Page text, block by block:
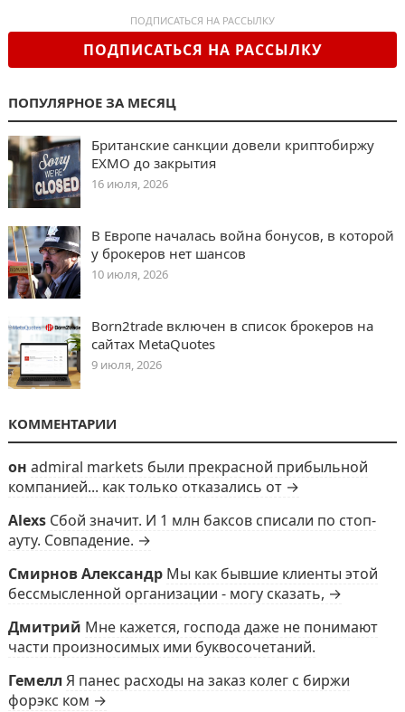
ПОДПИСАТЬСЯ НА РАССЫЛКУ
ПОДПИСАТЬСЯ НА РАССЫЛКУ
ПОПУЛЯРНОЕ ЗА МЕСЯЦ
Британские санкции довели криптобиржу
EXMO до закрытия
16 июля, 2026
В Европе началась война бонусов, в которой
у брокеров нет шансов
10 июля, 2026
Born2trade включен в список брокеров на
сайтах MetaQuotes
9 июля, 2026
КОММЕНТАРИИ
он admiral markets были прекрасной прибыльной
компанией... как только отказались от →
Alexs Сбой значит. И 1 млн баксов списали по стоп-
ауту. Совпадение. →
Смирнов Александр Мы как бывшие клиенты этой
бессмысленной организации - могу сказать, →
Дмитрий Мне кажется, господа даже не понимают
части произносимых ими буквосочетаний.
Гемелл Я панес расходы на заказ колег с биржи
форэкс ком →